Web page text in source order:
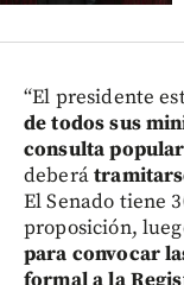
“El presidente
de todos sus
consulta
deberá
El Senado tiene
proposición,
para convocar